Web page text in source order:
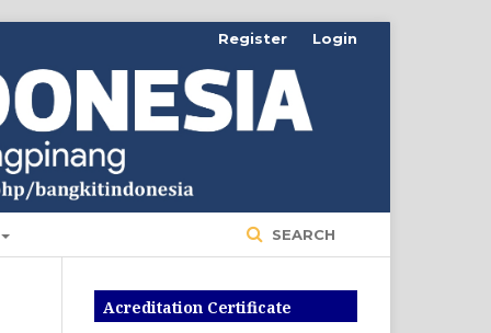
SEARCH
Register Login
Acreditation Certificate